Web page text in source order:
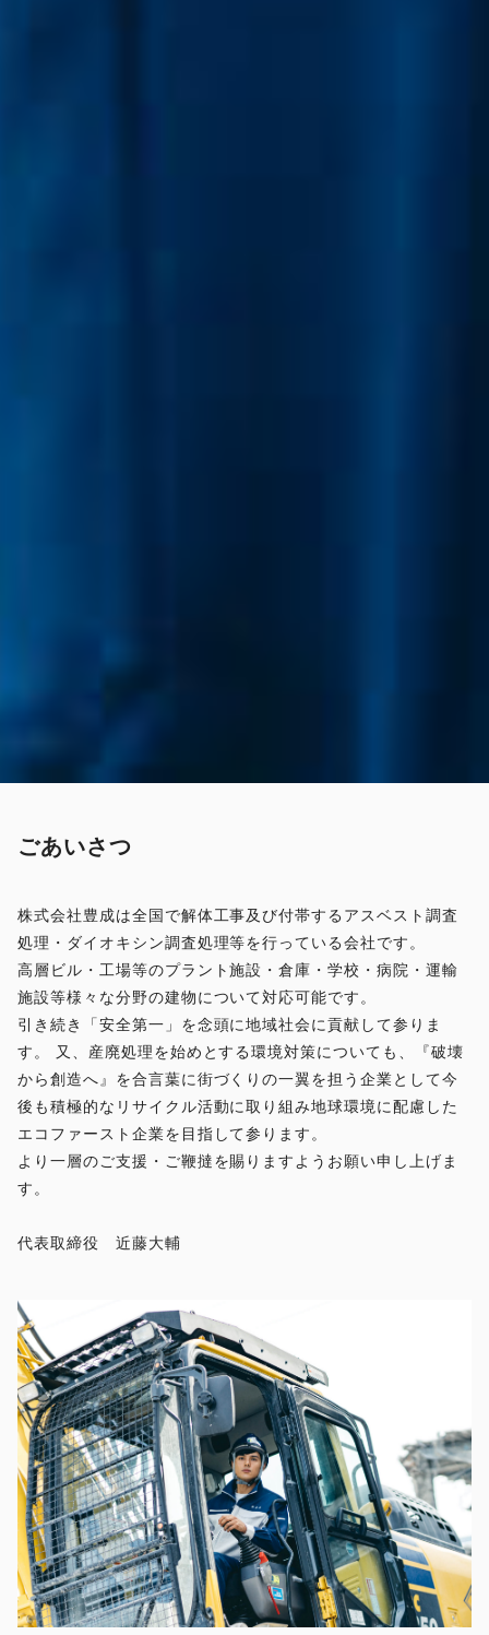
ごあいさつ
株式会社豊成は全国で解体工事及び付帯するアスベスト調査
処理・ダイオキシン調査処理等を行っている会社です。
高層ビル・工場等のプラント施設・倉庫・学校・病院・運輸
施設等様々な分野の建物について対応可能です。
引き続き「安全第一」を念頭に地域社会に貢献して参りま
す。 又、産廃処理を始めとする環境対策についても、『破壊
から創造へ』を合言葉に街づくりの一翼を担う企業として今
後も積極的なリサイクル活動に取り組み地球環境に配慮した
エコファースト企業を目指して参ります。
より一層のご支援・ご鞭撻を賜りますようお願い申し上げま
す。
代表取締役 近藤大輔